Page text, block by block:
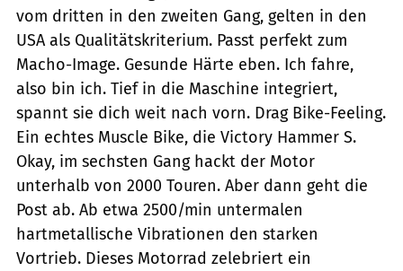
vom dritten in den zweiten Gang, gelten in den
USA als Qualitätskriterium. Passt perfekt zum
Macho-Image. Gesunde Härte eben. Ich fahre,
also bin ich. Tief in die Maschine integriert,
spannt sie dich weit nach vorn. Drag Bike-Feeling.
Ein echtes Muscle Bike, die Victory Hammer S.
Okay, im sechsten Gang hackt der Motor
unterhalb von 2000 Touren. Aber dann geht die
Post ab. Ab etwa 2500/min untermalen
hartmetallische Vibrationen den starken
Vortrieb. Dieses Motorrad zelebriert ein